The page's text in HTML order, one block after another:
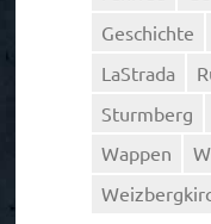
Geschichte
LaStrada
Sturmberg
Wappen